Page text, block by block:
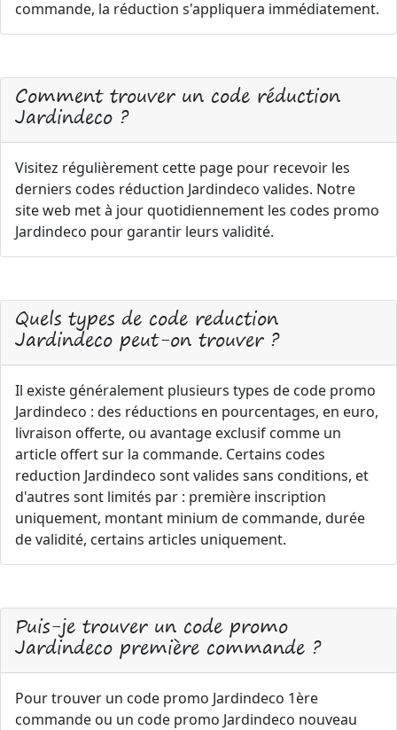
commande, la réduction s'appliquera immédiatement.
Comment trouver un code réduction
Jardindeco ?
Visitez régulièrement cette page pour recevoir les
derniers codes réduction Jardindeco valides. Notre
site web met à jour quotidiennement les codes promo
Jardindeco pour garantir leurs validité.
Quels types de code reduction
Jardindeco peut-on trouver ?
Il existe généralement plusieurs types de code promo
Jardindeco : des réductions en pourcentages, en euro,
livraison offerte, ou avantage exclusif comme un
article offert sur la commande. Certains codes
reduction Jardindeco sont valides sans conditions, et
d'autres sont limités par : première inscription
uniquement, montant minium de commande, durée
de validité, certains articles uniquement.
Puis-je trouver un code promo
Jardindeco première commande ?
Pour trouver un code promo Jardindeco 1ère
commande ou un code promo Jardindeco nouveau